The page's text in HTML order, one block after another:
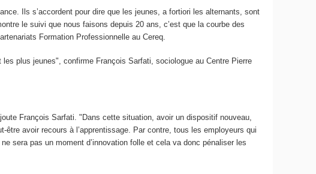
Ils s’accordent pour dire que les jeunes, a fortiori les alternants, sont
le suivi que nous faisons depuis 20 ans, c’est que la courbe des
Formation Professionnelle au Cereq.
plus jeunes", confirme François Sarfati, sociologue au Centre Pierre
François Sarfati. "Dans cette situation, avoir un dispositif nouveau,
avoir recours à l’apprentissage. Par contre, tous les employeurs qui
sera pas un moment d’innovation folle et cela va donc pénaliser les